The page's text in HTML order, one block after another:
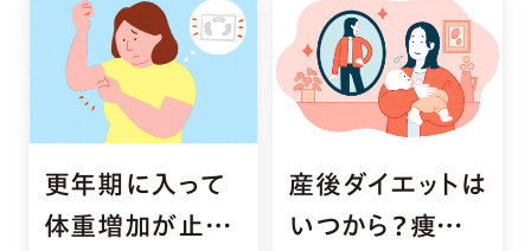
更年期に入って
体重増加が止ま
産後ダイエットは
いつから？痩せ